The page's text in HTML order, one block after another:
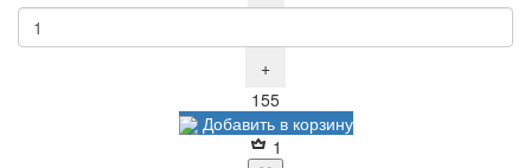
+
155Р
Добавить в корзину
1